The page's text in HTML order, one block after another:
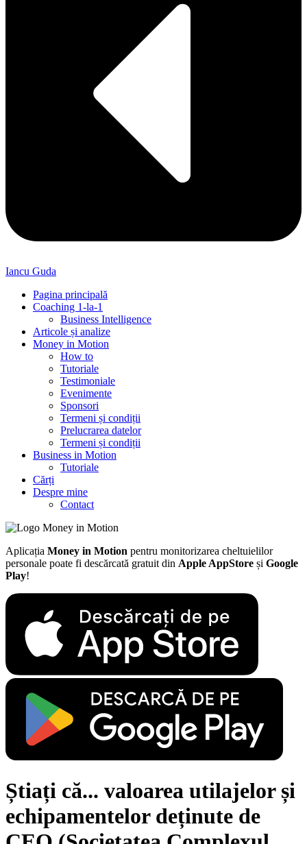
Iancu Guda
Pagina principală
Coaching 1-la-1
Business Intelligence
Articole și analize
Money in Motion
How to
Tutoriale
Testimoniale
Evenimente
Sponsori
Termeni și condiții
Prelucrarea datelor
Termeni și condiții
Business in Motion
Tutoriale
Cărți
Despre mine
Contact
Aplicația Money in Motion pentru monitorizarea cheltuielilor
personale poate fi descărcată gratuit din Apple AppStore și Google
Play!
Știați că... valoarea utilajelor și
echipamentelor deținute de